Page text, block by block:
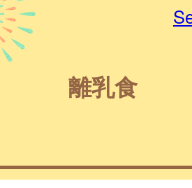
離乳食